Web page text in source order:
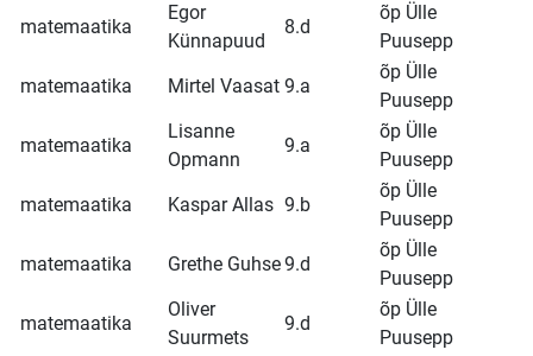
matemaatika
Egor
Künnapuud
8.d
õp Ülle
Puusepp
matemaatika
Mirtel Vaasat 9.a
õp Ülle
Puusepp
matemaatika
Lisanne
Opmann
9.a
õp Ülle
Puusepp
matemaatika
Kaspar Allas 9.b
õp Ülle
Puusepp
matemaatika
Grethe Guhse9.d
õp Ülle
Puusepp
matemaatika
Oliver
Suurmets
9.d
õp Ülle
Puusepp